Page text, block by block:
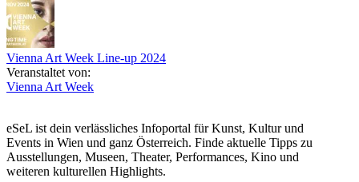
Veranstaltungssprache: Deutsch
...Mehr lesen
Vienna Art Week Line-up 2024
Veranstaltet von:
Vienna Art Week
eSeL ist dein verlässliches Infoportal für Kunst, Kultur und
Events in Wien und ganz Österreich. Finde aktuelle Tipps zu
Ausstellungen, Museen, Theater, Performances, Kino und
weiteren kulturellen Highlights.